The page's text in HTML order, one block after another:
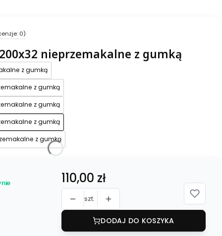
0)
nieprzemakalne z gumką
z gumką
z gumką
z gumką
z gumką
z gumką
Cena
110,00 zł
szt.
DODAJ DO KOSZYKA